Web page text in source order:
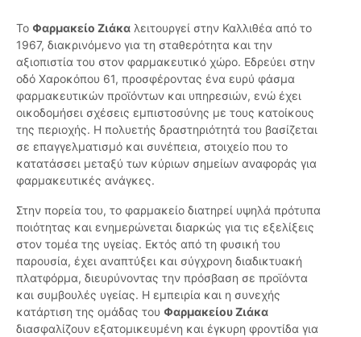
Το Φαρμακείο Ζιάκα λειτουργεί στην Καλλιθέα από το
1967, διακρινόμενο για τη σταθερότητα και την
αξιοπιστία του στον φαρμακευτικό χώρο. Εδρεύει στην
οδό Χαροκόπου 61, προσφέροντας ένα ευρύ φάσμα
φαρμακευτικών προϊόντων και υπηρεσιών, ενώ έχει
οικοδομήσει σχέσεις εμπιστοσύνης με τους κατοίκους
της περιοχής. Η πολυετής δραστηριότητά του βασίζεται
σε επαγγελματισμό και συνέπεια, στοιχείο που το
κατατάσσει μεταξύ των κύριων σημείων αναφοράς για
φαρμακευτικές ανάγκες.
Στην πορεία του, το φαρμακείο διατηρεί υψηλά πρότυπα
ποιότητας και ενημερώνεται διαρκώς για τις εξελίξεις
στον τομέα της υγείας. Εκτός από τη φυσική του
παρουσία, έχει αναπτύξει και σύγχρονη διαδικτυακή
πλατφόρμα, διευρύνοντας την πρόσβαση σε προϊόντα
και συμβουλές υγείας. Η εμπειρία και η συνεχής
κατάρτιση της ομάδας του Φαρμακείου Ζιάκα
διασφαλίζουν εξατομικευμένη και έγκυρη φροντίδα για